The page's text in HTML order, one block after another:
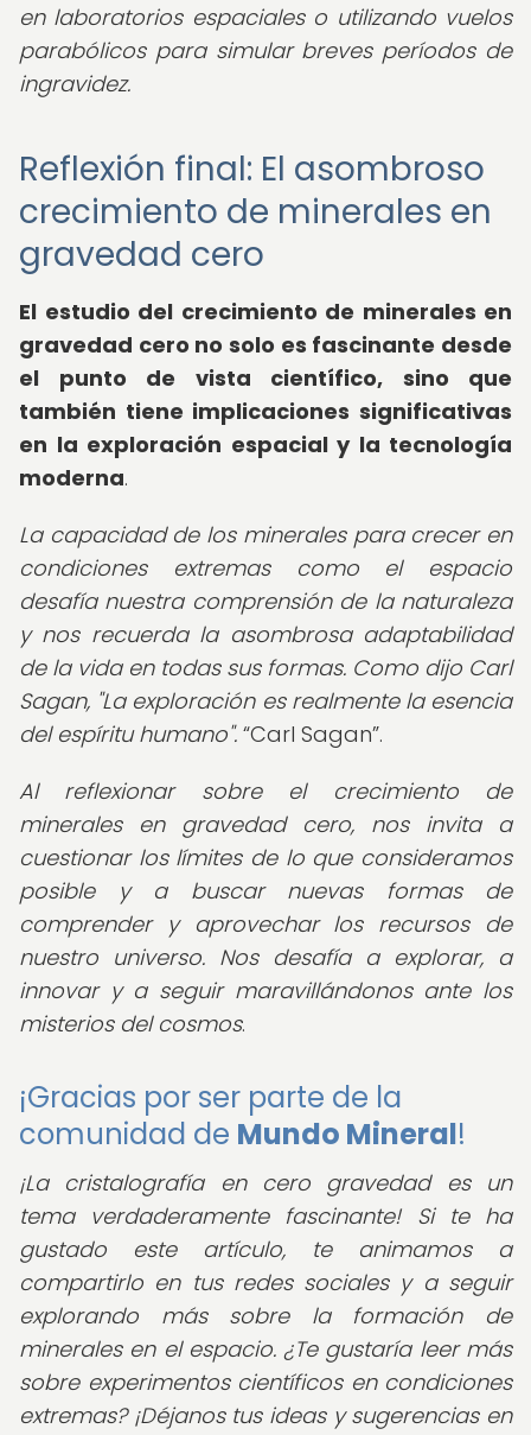
en laboratorios espaciales o utilizando vuelos
parabólicos para simular breves períodos de
ingravidez.
Reflexión final: El asombroso
crecimiento de minerales en
gravedad cero
El estudio del crecimiento de minerales en
gravedad cero no solo es fascinante desde
el punto de vista científico, sino que
también tiene implicaciones significativas
en la exploración espacial y la tecnología
moderna.
La capacidad de los minerales para crecer en
condiciones extremas como el espacio
desafía nuestra comprensión de la naturaleza
y nos recuerda la asombrosa adaptabilidad
de la vida en todas sus formas. Como dijo Carl
Sagan, "La exploración es realmente la esencia
del espíritu humano". Carl Sagan .
Al reflexionar sobre el crecimiento de
minerales en gravedad cero, nos invita a
cuestionar los límites de lo que consideramos
posible y a buscar nuevas formas de
comprender y aprovechar los recursos de
nuestro universo. Nos desafía a explorar, a
innovar y a seguir maravillándonos ante los
misterios del cosmos.
¡Gracias por ser parte de la
comunidad de Mundo Mineral!
¡La cristalografía en cero gravedad es un
tema verdaderamente fascinante! Si te ha
gustado este artículo, te animamos a
compartirlo en tus redes sociales y a seguir
explorando más sobre la formación de
minerales en el espacio. ¿Te gustaría leer más
sobre experimentos científicos en condiciones
extremas? ¡Déjanos tus ideas y sugerencias en